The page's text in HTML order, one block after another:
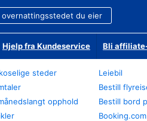
overnattingsstedet du eier
Hjelp fra Kundeservice Bli
steder
opphold
Leiebil
Bestill
Bestill bord